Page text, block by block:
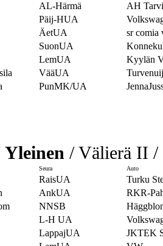
AL-Härmä AH
Päij-HUA
ÄetUA sr comia
SuonUA
LemUA Kyylän
VääUA
PunMK/UA
Yleinen / Välierä II /
Seura
Auto
RaisUA Turku
AnkUA RKR-
NNSB
L-H UA
LappajUA JKTEK